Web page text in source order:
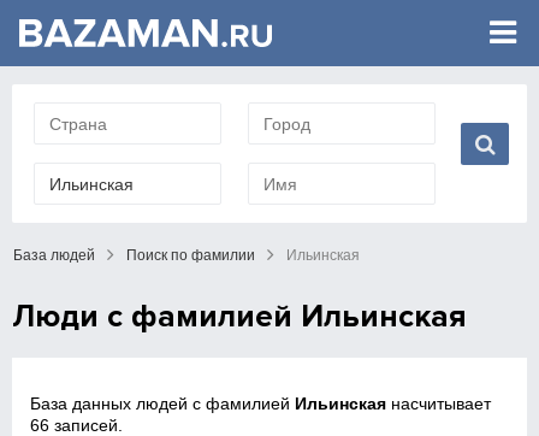
База людей Поиск по фамилии Ильинская
Люди с фамилией Ильинская
База данных людей с фамилией Ильинская насчитывает
66 записей.